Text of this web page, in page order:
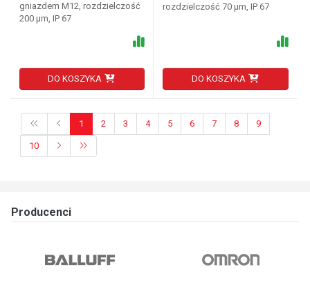
gniazdem M12, rozdzielczość
200 µm, IP 67
DO KOSZYKA
rozdzielczość 70 µm, IP 67
DO KOSZYKA
1 2 3 4 5 6 7 8 9
10
Producenci